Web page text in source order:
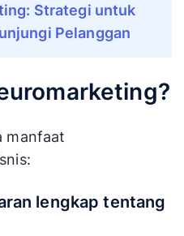
Strategi untuk
Pelanggan
manfaat
lengkap tentang